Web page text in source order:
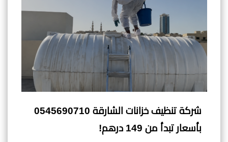
شركة تنظيف خزانات الشارقة 0545690710
بأسعار تبدأ من 149 درهم!